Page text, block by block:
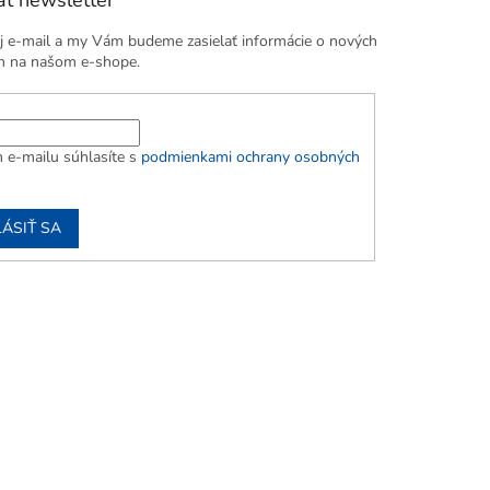
e-mail a my Vám budeme zasielať informácie o nových
na našom e-shope.
e-mailu súhlasíte s podmienkami ochrany osobných
SA